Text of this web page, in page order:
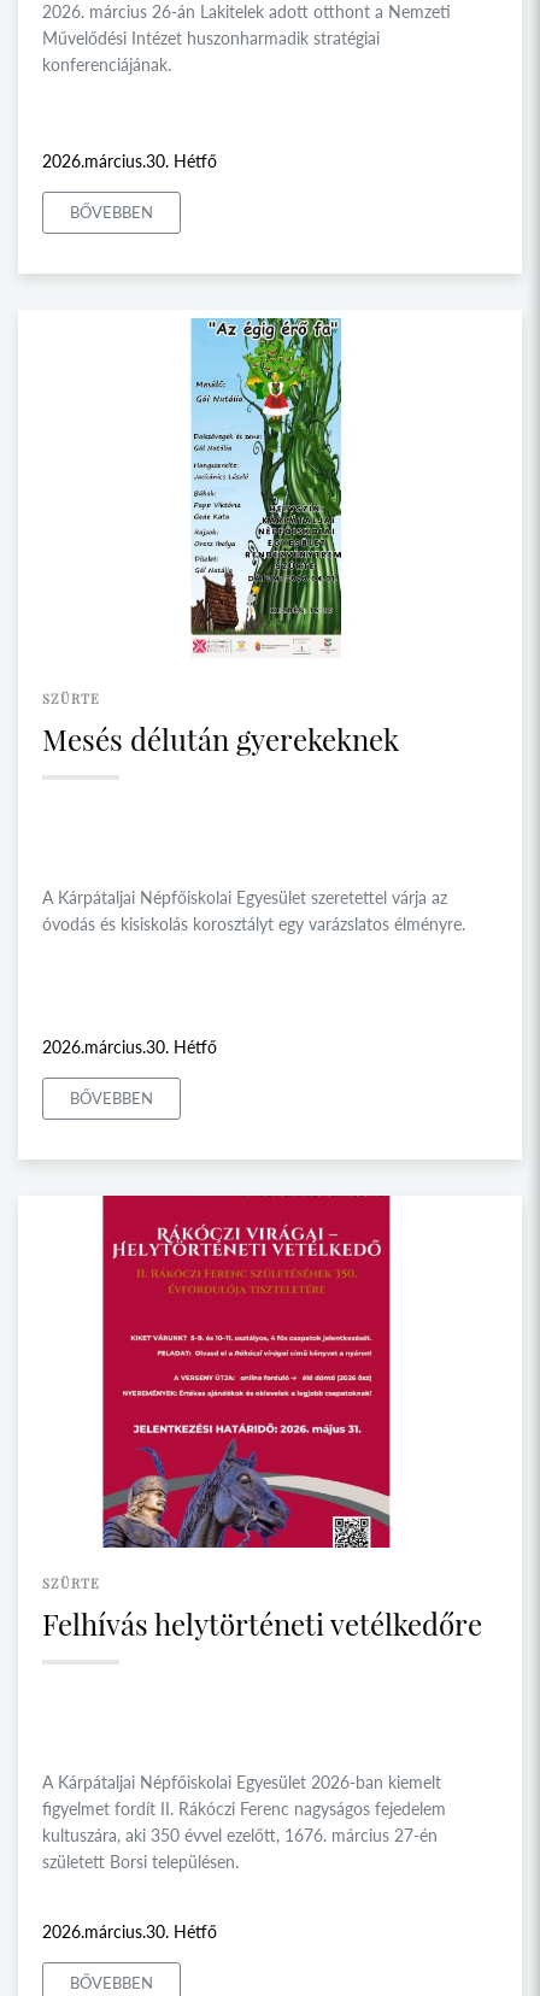
2026. március 26-án Lakitelek adott otthont a Nemzeti
Művelődési Intézet huszonharmadik stratégiai
konferenciájának.
2026.március.30. Hétfő
BŐVEBBEN
SZÜRTE
Mesés délután gyerekeknek
A Kárpátaljai Népfőiskolai Egyesület szeretettel várja az
óvodás és kisiskolás korosztályt egy varázslatos élményre.
2026.március.30. Hétfő
BŐVEBBEN
SZÜRTE
Felhívás helytörténeti vetélkedőre
A Kárpátaljai Népfőiskolai Egyesület 2026-ban kiemelt
figyelmet fordít II. Rákóczi Ferenc nagyságos fejedelem
kultuszára, aki 350 évvel ezelőtt, 1676. március 27-én
született Borsi településen.
2026.március.30. Hétfő
BŐVEBBEN